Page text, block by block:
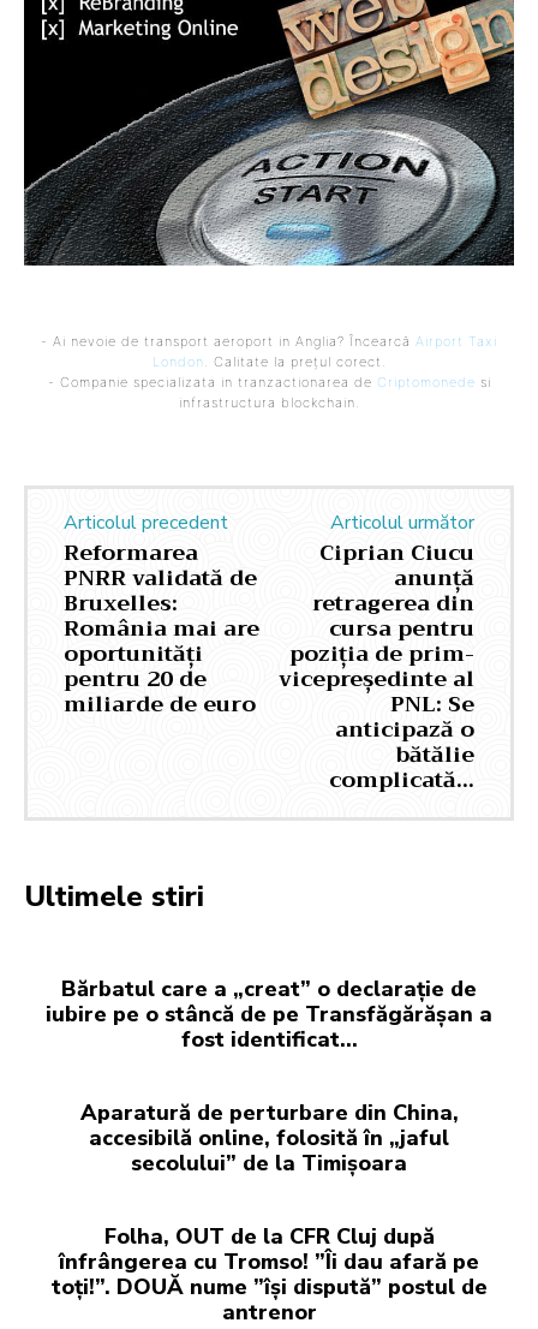
- Ai nevoie de transport aeroport in Anglia? Încearcă Airport Taxi
London. Calitate la prețul corect.
- Companie specializata in tranzactionarea de Criptomonede si
infrastructura blockchain.
Articolul precedent
Reformarea
PNRR validată de
Bruxelles:
România mai are
oportunități
pentru 20 de
miliarde de euro
Articolul următor
Ciprian Ciucu
anunță
retragerea din
cursa pentru
poziția de prim-
vicepreședinte al
PNL: Se
anticipază o
bătălie
complicată…
Ultimele stiri
Bărbatul care a „creat” o declarație de
iubire pe o stâncă de pe Transfăgărășan a
fost identificat…
Aparatură de perturbare din China,
accesibilă online, folosită în „jaful
secolului” de la Timișoara
Folha, OUT de la CFR Cluj după
înfrângerea cu Tromso! ”Îi dau afară pe
toți!”. DOUĂ nume ”își dispută” postul de
antrenor